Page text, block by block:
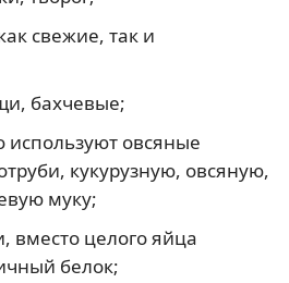
свежие, так и
бахчевые;
используют овсяные
кукурузную, овсяную,
муку;
вместо целого яйца
белок;